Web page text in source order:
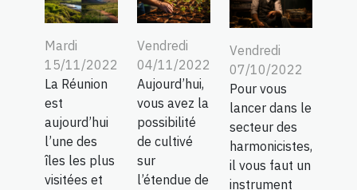
Mardi
15/11/2022
La Réunion
est
aujourd’hui
l’une des
îles les plus
visitées et
Vendredi
04/11/2022
Aujourd’hui,
vous avez la
possibilité
de cultivé
sur
l’étendue de
Vendredi
07/10/2022
Pour vous
lancer dans le
secteur des
harmonicistes,
il vous faut un
instrument